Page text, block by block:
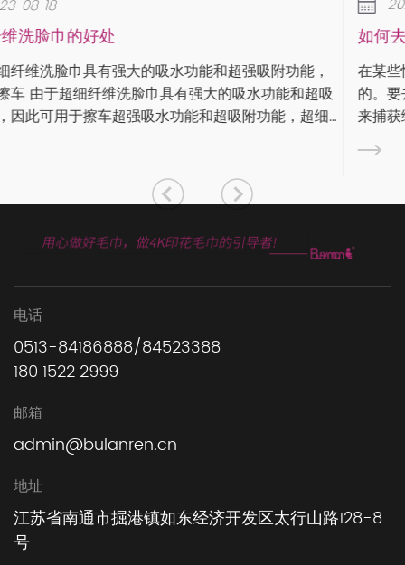
如何去除超细纤维毛巾上的绒毛？
在某些情况下，绒毛是超细纤维毛巾洗涤和处理不当造成
的。要去除绒毛，您可以使用绒毛滚筒、绒毛刷或遮蔽胶
来捕获绒毛。清洁超细纤维布时，请务必遵循标签上的保
说明。有些布料如果是定制或个性化的，则需要特殊处理
电话
0513-84186888/84523388
180 1522 2999
邮箱
admin@bulanren.cn
地址
江苏省南通市掘港镇如东经济开发区太行山路128-8
号